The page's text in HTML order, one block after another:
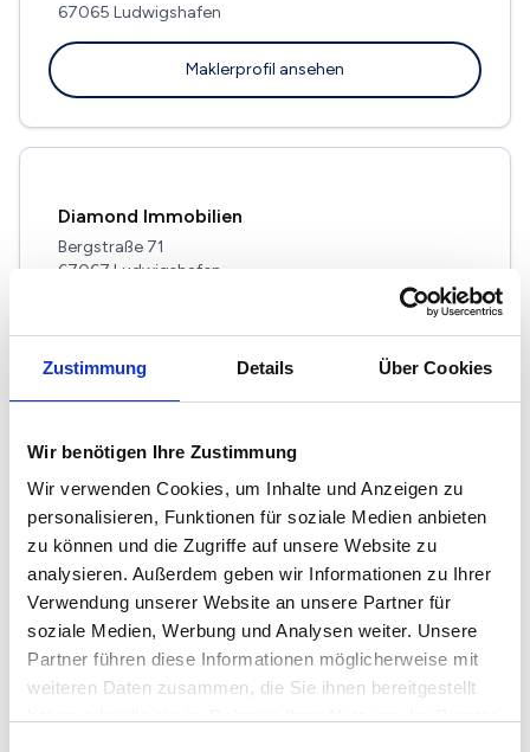
Zustimmung Details Über Cookies
Wir benötigen Ihre Zustimmung
Wir verwenden Cookies, um Inhalte und Anzeigen zu
personalisieren, Funktionen für soziale Medien anbieten
zu können und die Zugriffe auf unsere Website zu
analysieren. Außerdem geben wir Informationen zu Ihrer
Verwendung unserer Website an unsere Partner für
soziale Medien, Werbung und Analysen weiter. Unsere
Partner führen diese Informationen möglicherweise mit
weiteren Daten zusammen, die Sie ihnen bereitgestellt
67065 Ludwigshafen
Maklerprofil ansehen
Diamond Immobilien
Bergstraße 71
67067 Ludwigshafen
67065 Ludwigshafen
Maklerprofil ansehen